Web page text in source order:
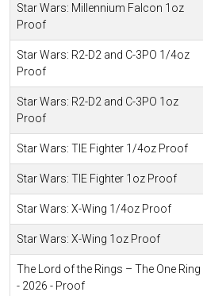
Star Wars: Millennium Falcon 1oz
Proof
Star Wars: R2-D2 and C-3PO 1/4oz
Proof
Star Wars: R2-D2 and C-3PO 1oz
Proof
Star Wars: TIE Fighter 1/4oz Proof
Star Wars: TIE Fighter 1oz Proof
Star Wars: X-Wing 1/4oz Proof
Star Wars: X-Wing 1oz Proof
The Lord of the Rings – The One Ring
- 2026 - Proof